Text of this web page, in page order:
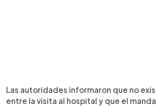
Las autoridades informaron que no
entre la visita al hospital y que el